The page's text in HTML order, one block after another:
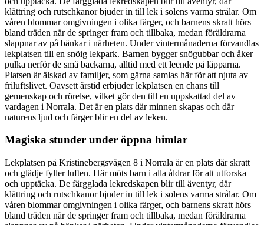
klättring och rutschkanor bjuder in till lek i solens varma strålar. Om
våren blommar omgivningen i olika färger, och barnens skratt hörs
bland träden när de springer fram och tillbaka, medan föräldrarna
slappnar av på bänkar i närheten. Under vintermånaderna förvandlas
lekplatsen till en snöig lekpark. Barnen bygger snögubbar och åker
pulka nerför de små backarna, alltid med ett leende på läpparna.
Platsen är älskad av familjer, som gärna samlas här för att njuta av
friluftslivet. Oavsett årstid erbjuder lekplatsen en chans till
gemenskap och rörelse, vilket gör den till en uppskattad del av
vardagen i Norrala. Det är en plats där minnen skapas och där
naturens ljud och färger blir en del av leken.
Magiska stunder under öppna himlar
Lekplatsen på Kristinebergsvägen 8 i Norrala är en plats där skratt
och glädje fyller luften. Här möts barn i alla åldrar för att utforska
och upptäcka. De färgglada lekredskapen blir till äventyr, där
klättring och rutschkanor bjuder in till lek i solens varma strålar. Om
våren blommar omgivningen i olika färger, och barnens skratt hörs
bland träden när de springer fram och tillbaka, medan föräldrarna